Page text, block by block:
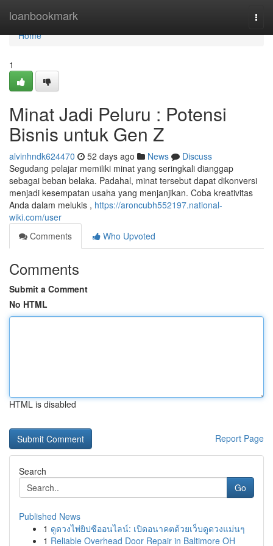
loanbookmark
Home
Home
1
Minat Jadi Peluru : Potensi
Bisnis untuk Gen Z
alvinhndk624470 52 days ago News
Discuss
Segudang pelajar memiliki minat yang seringkali dianggap
sebagai beban belaka. Padahal, minat tersebut dapat dikonversi
menjadi kesempatan usaha yang menjanjikan. Coba kreativitas
Anda dalam melukis , https://aroncubh552197.national-
wiki.com/user
Comments
Who Upvoted
Comments
Submit a Comment
No HTML
HTML is disabled
Report Page
Search
Go
Published News
1 ดูดวงไพ่ยิปซีออนไลน์: เปิดอนาคตด้วยเว็บดูดวงแม่นๆ
1 Reliable Overhead Door Repair in Baltimore OH